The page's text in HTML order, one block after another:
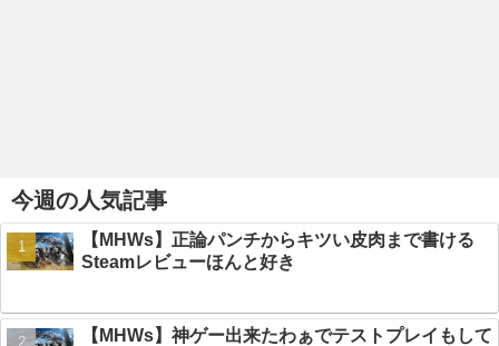
今週の人気記事
【MHWs】正論パンチからキツい皮肉まで書ける
Steamレビューほんと好き
【MHWs】神ゲー出来たわぁでテストプレイもして